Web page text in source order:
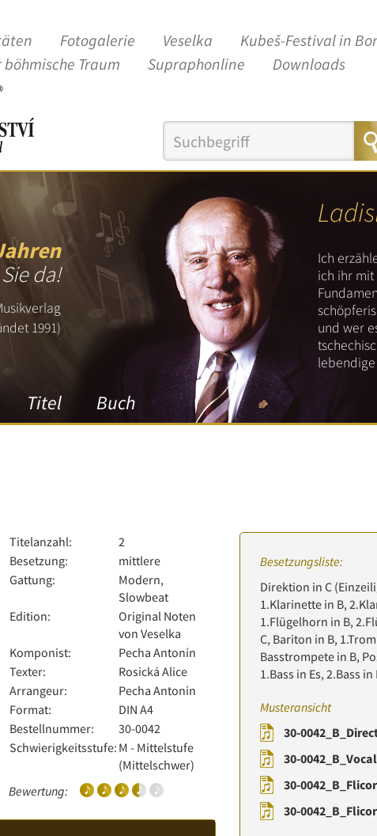
Fotogalerie Veselka
Kubeš-Festival in
böhmische Traum Supraphonline Downloads
da!
1991)
Titel Buch
Ich
ich ihr
und wer
Titelanzahl:
2
Besetzung:
mittlere
Gattung:
Modern,
Slowbeat
Edition:
Original Noten
von Veselka
Komponist:
Pecha Antonín
Texter:
Rosická Alice
Arrangeur:
Pecha Antonín
Format:
DIN A4
Bestellnummer:
30-0042
Schwierigkeitsstufe: M - Mittelstufe
(Mittelschwer)
Bewertung:
Besetzungsliste:
Direktion in C
1.Klarinette in B,
1.Flügelhorn in B,
C, Bariton in B,
Basstrompete in B,
1.Bass in Es, 2.Bass
Musteransicht
30-
30-
30-
30-